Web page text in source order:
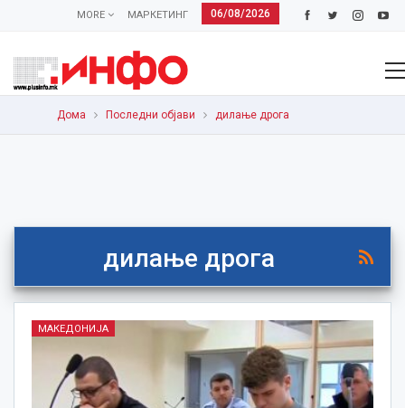
06/08/2026
МАРКЕТИНГ
MORE
Дома Последни објави дилање дрога
дилање дрога
МАКЕДОНИЈА